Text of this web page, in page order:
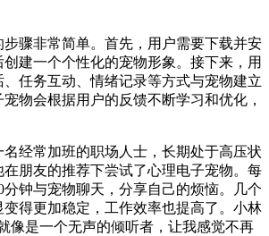
骤非常简单。首先，用户需要下载并安
建一个个性化的宠物形象。接下来，用
、任务互动、情绪记录等方式与宠物建立
物会根据用户的反馈不断学习和优化，
名经常加班的职场人士，长期处于高压状
朋友的推荐下尝试了心理电子宠物。每
分钟与宠物聊天，分享自己的烦恼。几个
变得更加稳定，工作效率也提高了。小林
像是一个无声的倾听者，让我感觉不再